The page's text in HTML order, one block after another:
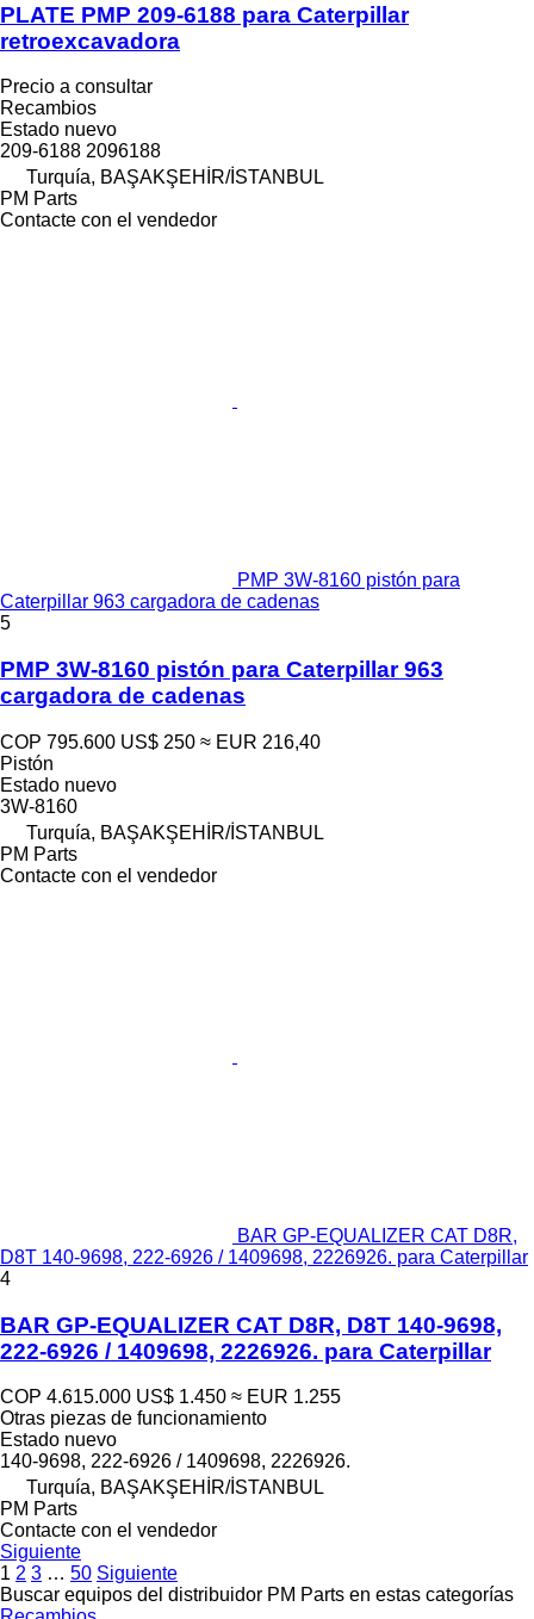
PLATE PMP 209-6188 para Caterpillar
retroexcavadora
Precio a consultar
Recambios
Estado nuevo
209-6188 2096188
Turquía, BAŞAKŞEHİR/İSTANBUL
PM Parts
Contacte con el vendedor
PMP 3W-8160 pistón para
Caterpillar 963 cargadora de cadenas
5
PMP 3W-8160 pistón para Caterpillar 963
cargadora de cadenas
COP 795.600 US$ 250 ≈ EUR 216,40
Pistón
Estado nuevo
3W-8160
Turquía, BAŞAKŞEHİR/İSTANBUL
PM Parts
Contacte con el vendedor
BAR GP-EQUALIZER CAT D8R,
D8T 140-9698, 222-6926 / 1409698, 2226926. para Caterpillar
4
BAR GP-EQUALIZER CAT D8R, D8T 140-9698,
222-6926 / 1409698, 2226926. para Caterpillar
COP 4.615.000 US$ 1.450 ≈ EUR 1.255
Otras piezas de funcionamiento
Estado nuevo
140-9698, 222-6926 / 1409698, 2226926.
Turquía, BAŞAKŞEHİR/İSTANBUL
PM Parts
Contacte con el vendedor
Siguiente
1 2 3 … 50 Siguiente
Buscar equipos del distribuidor PM Parts en estas categorías